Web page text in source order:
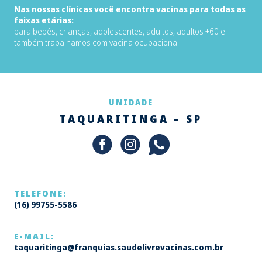
Nas nossas clínicas você encontra vacinas para todas as
faixas etárias:
para bebês, crianças, adolescentes, adultos, adultos +60 e
também trabalhamos com vacina ocupacional.
UNIDADE
TAQUARITINGA – SP
TELEFONE:
(16) 99755-5586
E-MAIL:
taquaritinga@franquias.saudelivrevacinas.com.br